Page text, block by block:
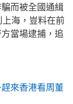
而被全國通緝
海，豈料在前
當場逮捕，追
來香港看周董